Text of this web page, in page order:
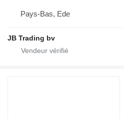
Pays-Bas, Ede
JB Trading bv